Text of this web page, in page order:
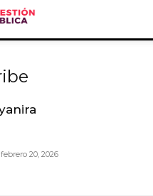
febrero 20, 2026